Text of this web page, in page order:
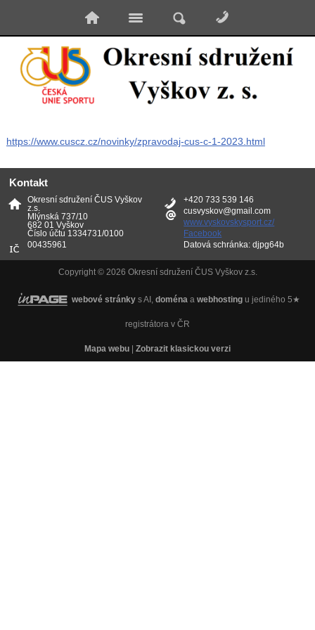
https://www.cuscz.cz/novinky/zpravodaj-cus-c-1-2023.html
Kontakt
Okresní sdružení ČUS Vyškov
z.s.
Mlýnská 737/10
682 01 Vyškov
Číslo účtu 1334731/0100
00435961
+420 733 539 146
cusvyskov@gmail.com
www.vyskovskysport.cz/
Facebook
Datová schránka: djpg64b
Copyright © 2026 Okresní sdružení ČUS Vyškov z.s.
webové stránky s AI, doména a webhosting u jediného 5★
registrátora v ČR
Mapa webu Zobrazit klasickou verzi